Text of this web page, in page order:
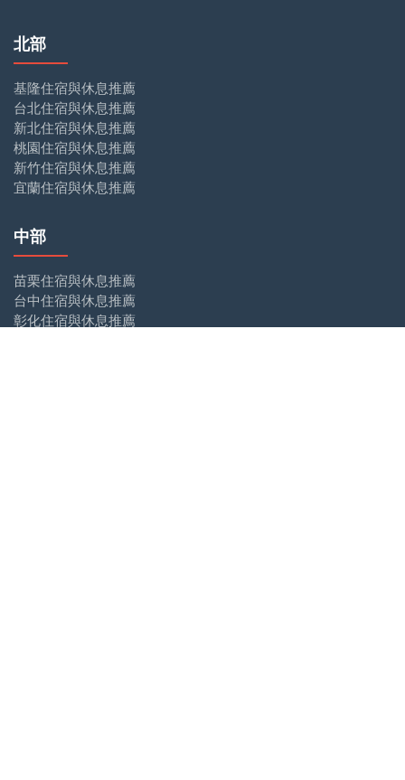
北部
基隆住宿與休息推薦
台北住宿與休息推薦
新北住宿與休息推薦
桃園住宿與休息推薦
新竹住宿與休息推薦
宜蘭住宿與休息推薦
中部
苗栗住宿與休息推薦
台中住宿與休息推薦
彰化住宿與休息推薦